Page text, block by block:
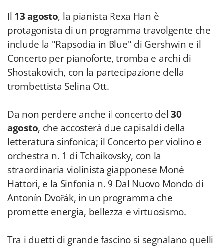
Shostakovich, con la partecipazione della
trombettista Selina Ott.
Da non perdere anche il concerto del30
agosto, che accosterà due capisaldi della
letteratura sinfonica; il Concerto per violino e
straordinaria violinista giapponese Moné
Hattori, e la Sinfonia n. 9 Dal Nuovo Mondo di
Antonín Dvořák, in un programma che
promette energia, bellezza e virtuosismo.
Tra i duetti di grande fascino si segnalano quelli
formati da Maria Solozobova (violino) e
Alexander Yakovlev (pianoforte), protagonisti di
stili, dal barocco al romanticismo, e quello del